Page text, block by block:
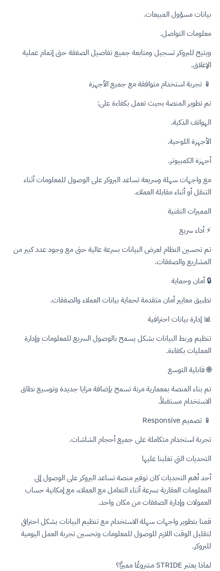
بيانات مسؤول المبيعات.
معلومات التواصل.
ويتيح للبروكر تسجيل ومتابعة جميع تفاصيل الصفقة حتى إتمام عملية
الإغلاق.
📱 تجربة استخدام متوافقة مع جميع الأجهزة
تم تطوير المنصة بحيث تعمل بكفاءة على:
الهواتف الذكية.
الأجهزة اللوحية.
أجهزة الكمبيوتر.
مع واجهات سهلة وسريعة تساعد البروكر على الوصول للمعلومات أثناء
التنقل أو أثناء مقابلة العملاء.
المميزات التقنية
⚡ أداء سريع
تم تحسين النظام لعرض البيانات بسرعة عالية حتى مع وجود عدد كبير من
المشاريع والصفقات.
🔒 أمان وحماية
تطبيق معايير أمان متقدمة لحماية بيانات العملاء والصفقات.
📊 إدارة بيانات احترافية
تنظيم وربط البيانات بشكل يسمح بالوصول السريع للمعلومات وإدارة
العمليات بكفاءة.
🌐 قابلية التوسع
تم بناء المنصة بمعمارية مرنة تسمح بإضافة مزايا جديدة وتوسيع نطاق
الاستخدام مستقبلاً.
📱 تصميم Responsive
تجربة استخدام متكاملة على جميع أحجام الشاشات.
التحديات التي تغلبنا عليها
أحد أهم التحديات كان توفير منصة تساعد البروكر على الوصول إلى
المعلومات العقارية بسرعة أثناء التعامل مع العملاء، مع إمكانية حساب
العمولات وإدارة الصفقات من مكان واحد.
قمنا بتطوير واجهات سهلة الاستخدام مع تنظيم البيانات بشكل احترافي
لتقليل الوقت اللازم للوصول للمعلومات وتحسين تجربة العمل اليومية
للبروكر.
لماذا يعتبر STRIDE مشروعًا مميزًا؟